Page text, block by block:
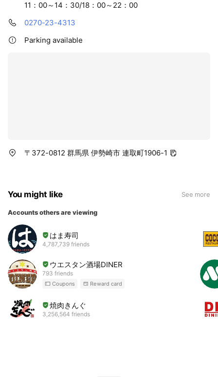
11：00～14：30/18：00～22：00
0270-23-4313
Parking available
〒372-0812 群馬県 伊勢崎市 連取町1906-1
You might like See more
Accounts others are viewing
はま寿司
4,787,739 friends
ウエスタン酒場DINER
793 friends
Coupons Reward card
焼肉きんぐ
3,256,564 friends